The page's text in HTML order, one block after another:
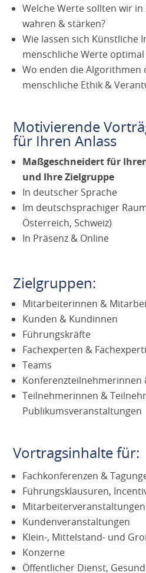
Welche Werte sollten wir
wahren & stärken?
Wie lassen sich Künstliche
menschliche Werte
Wo enden die Algorithmen
menschliche Ethik &
Motivierende
für Ihren Anlass
Maßgeschneidert für
und Ihre Zielgruppe
In deutscher Sprache
Im deutschsprachiger
Österreich, Schweiz)
In Präsenz & Online
Zielgruppen:
Mitarbeiterinnen &
Kunden & Kundinnen
Führungskräfte
Fachexperten &
Teams
Konferenzteilnehmerinnen
Teilnehmerinnen &
Publikumsveranstaltungen
Vortragsinhalte für:
Fachkonferenzen &
Führungsklausuren,
Mitarbeiterveranstaltungen
Kundenveranstaltungen
Klein-, Mittelstand- und
Konzerne
Öffentlicher Dienst,